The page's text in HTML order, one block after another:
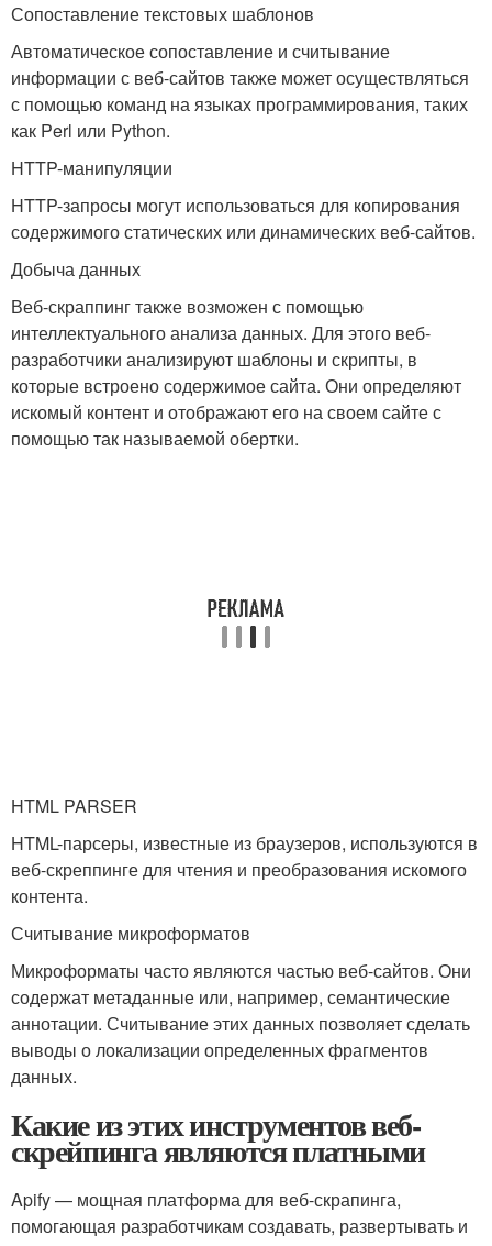
Сопоставление текстовых шаблонов
Автоматическое сопоставление и считывание
информации с веб-сайтов также может осуществляться
с помощью команд на языках программирования, таких
как Perl или Python.
HTTP-манипуляции
HTTP-запросы могут использоваться для копирования
содержимого статических или динамических веб-сайтов.
Добыча данных
Веб-скраппинг также возможен с помощью
интеллектуального анализа данных. Для этого веб-
разработчики анализируют шаблоны и скрипты, в
которые встроено содержимое сайта. Они определяют
искомый контент и отображают его на своем сайте с
помощью так называемой обертки.
HTML PARSER
HTML-парсеры, известные из браузеров, используются в
веб-скреппинге для чтения и преобразования искомого
контента.
Считывание микроформатов
Микроформаты часто являются частью веб-сайтов. Они
содержат метаданные или, например, семантические
аннотации. Считывание этих данных позволяет сделать
выводы о локализации определенных фрагментов
данных.
Какие из этих инструментов веб-
скрейпинга являются платными
Apify — мощная платформа для веб-скрапинга,
помогающая разработчикам создавать, развертывать и